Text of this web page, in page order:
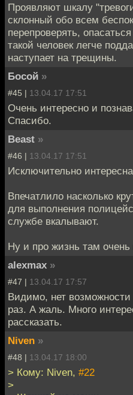
Проявляют шкалу
склонный обо всем
перепроверять,
такой человек легче
наступает на трещины.
Босой »
#45 | 13.04.17 17:51
Очень интересно и
Спасибо.
Beast »
#46 | 13.04.17 17:51
Исключительно
Впечатлило насколько
для выполнения
службе вкалывают.
Ну и про жизнь там очень
alexmax »
#47 | 13.04.17 17:57
Видимо, нет
раз. А жаль. Много
рассказать.
Niven »
#48 | 13.04.17 18:00
> Кому: Niven, #22
>